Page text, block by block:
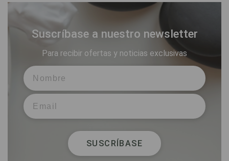
Suscríbase a nuestro newsletter
Para recibir ofertas y noticias exclusivas
SUSCRÍBASE